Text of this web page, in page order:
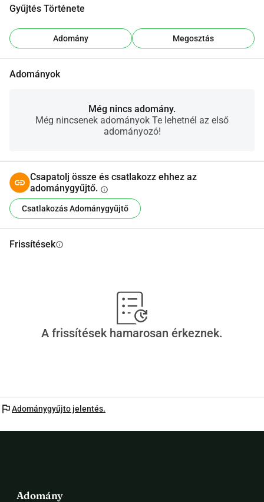
Gyűjtés Története
Adomány Megosztás
Adományok
Még nincs adomány.
Még nincsenek adományok Te lehetnél az első
adományozó!
Csapatolj össze és csatlakozz ehhez az
adománygyűjtő. info
Csatlakozás Adománygyűjtő
Frissítésekinfo
A frissítések hamarosan érkeznek.
flagAdománygyűjto jelentés.
Adomány